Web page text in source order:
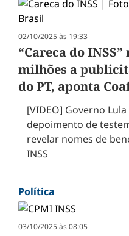
02/10/2025 às 19:33
“Careca do INSS”
milhões a
do PT, aponta
[VIDEO] Governo
depoimento de
revelar nomes de
INSS
Política
03/10/2025 às 08:05